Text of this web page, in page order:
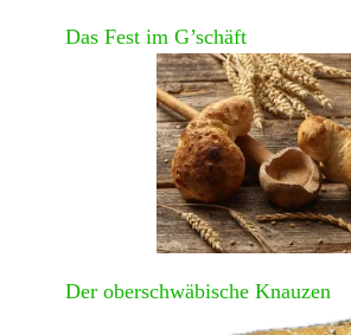
Das Fest im G’schäft
Der oberschwäbische Knauzen